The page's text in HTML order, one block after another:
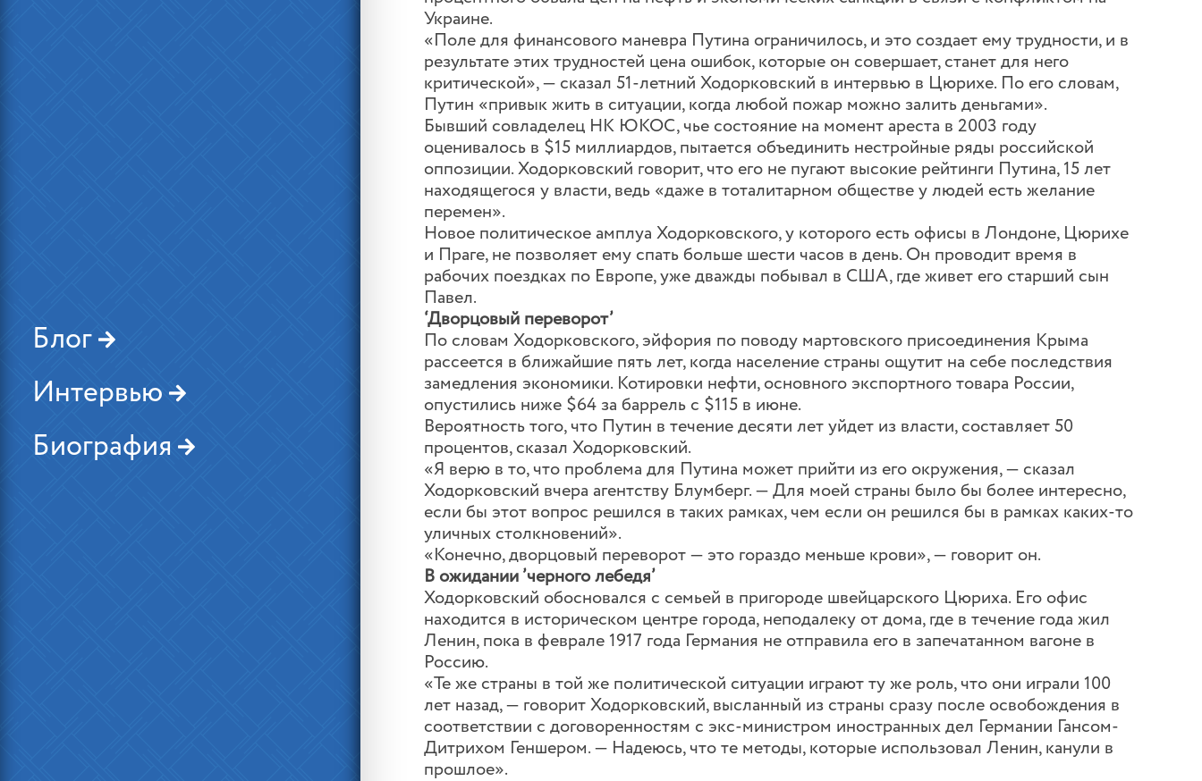
Блог
Интервью
Биография
Украине.
«Поле для финансового маневра Путина ограничилось, и это создает ему трудности, и в
результате этих трудностей цена ошибок, которые он совершает, станет для него
критической», — сказал 51-летний Ходорковский в интервью в Цюрихе. По его словам,
Путин «привык жить в ситуации, когда любой пожар можно залить деньгами».
Бывший совладелец НК ЮКОС, чье состояние на момент ареста в 2003 году
оценивалось в $15 миллиардов, пытается объединить нестройные ряды российской
оппозиции. Ходорковский говорит, что его не пугают высокие рейтинги Путина, 15 лет
находящегося у власти, ведь «даже в тоталитарном обществе у людей есть желание
перемен».
Новое политическое амплуа Ходорковского, у которого есть офисы в Лондоне, Цюрихе
и Праге, не позволяет ему спать больше шести часов в день. Он проводит время в
рабочих поездках по Европе, уже дважды побывал в США, где живет его старший сын
Павел.
‘Дворцовый переворот’
По словам Ходорковского, эйфория по поводу мартовского присоединения Крыма
рассеется в ближайшие пять лет, когда население страны ощутит на себе последствия
замедления экономики. Котировки нефти, основного экспортного товара России,
опустились ниже $64 за баррель с $115 в июне.
Вероятность того, что Путин в течение десяти лет уйдет из власти, составляет 50
процентов, сказал Ходорковский.
«Я верю в то, что проблема для Путина может прийти из его окружения, — сказал
Ходорковский вчера агентству Блумберг. — Для моей страны было бы более интересно,
если бы этот вопрос решился в таких рамках, чем если он решился бы в рамках каких-то
уличных столкновений».
«Конечно, дворцовый переворот — это гораздо меньше крови», — говорит он.
В ожидании ’черного лебедя’
Ходорковский обосновался с семьей в пригороде швейцарского Цюриха. Его офис
находится в историческом центре города, неподалеку от дома, где в течение года жил
Ленин, пока в феврале 1917 года Германия не отправила его в запечатанном вагоне в
Россию.
«Те же страны в той же политической ситуации играют ту же роль, что они играли 100
лет назад, — говорит Ходорковский, высланный из страны сразу после освобождения в
соответствии с договоренностям с экс-министром иностранных дел Германии Гансом-
Дитрихом Геншером. — Надеюсь, что те методы, которые использовал Ленин, канули в
прошлое».